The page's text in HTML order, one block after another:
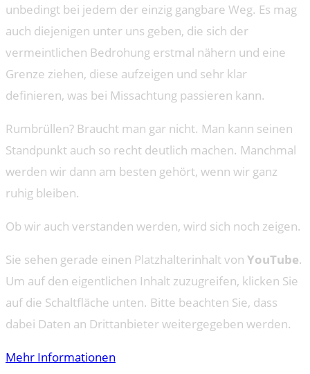
unbedingt bei jedem der einzig gangbare Weg. Es mag
auch diejenigen unter uns geben, die sich der
vermeintlichen Bedrohung erstmal nähern und eine
Grenze ziehen, diese aufzeigen und sehr klar
definieren, was bei Missachtung passieren kann.
Rumbrüllen? Braucht man gar nicht. Man kann seinen
Standpunkt auch so recht deutlich machen. Manchmal
werden wir dann am besten gehört, wenn wir ganz
ruhig bleiben.
Ob wir auch verstanden werden, wird sich noch zeigen.
Sie sehen gerade einen Platzhalterinhalt von YouTube.
Um auf den eigentlichen Inhalt zuzugreifen, klicken Sie
auf die Schaltfläche unten. Bitte beachten Sie, dass
dabei Daten an Drittanbieter weitergegeben werden.
Mehr Informationen